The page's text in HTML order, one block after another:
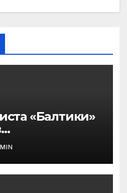
«Балтики»
сборную
по версии
МАТЧ